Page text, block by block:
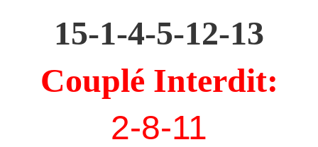
15-1-4-5-12-13
Couplé Interdit:
2-8-11